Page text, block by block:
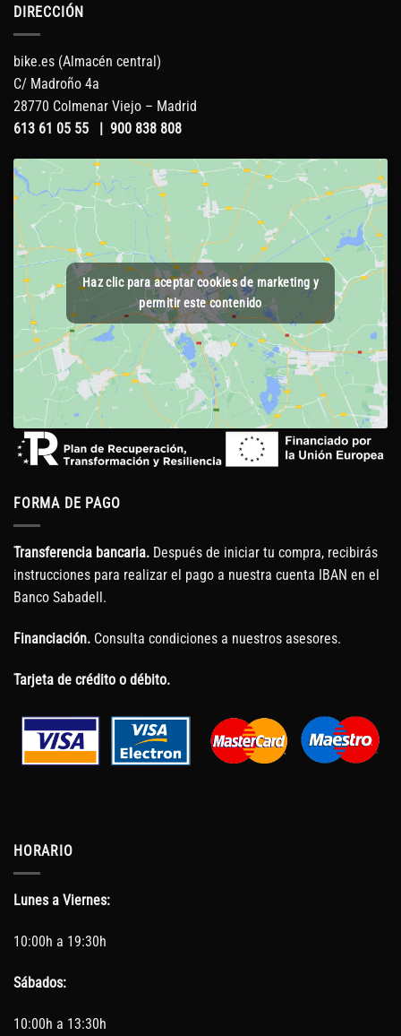
DIRECCIÓN
bike.es (Almacén central)
C/ Madroño 4a
28770 Colmenar Viejo – Madrid
613 61 05 55 | 900 838 808
Haz clic para aceptar cookies de marketing y
permitir este contenido
FORMA DE PAGO
Transferencia bancaria. Después de iniciar tu compra, recibirás
instrucciones para realizar el pago a nuestra cuenta IBAN en el
Banco Sabadell.
Financiación. Consulta condiciones a nuestros asesores.
Tarjeta de crédito o débito.
HORARIO
Lunes a Viernes:
10:00h a 19:30h
Sábados:
10:00h a 13:30h